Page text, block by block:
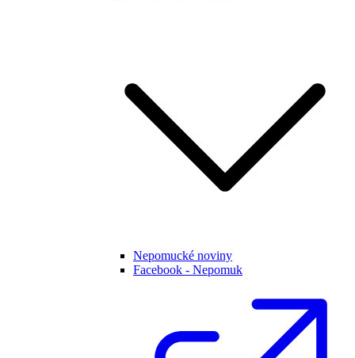
Nepomucké noviny
Facebook - Nepomuk